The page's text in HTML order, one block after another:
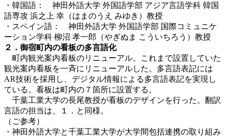
・韓国語： 神田外語大学 外国語学部 アジア言語学科 韓国
語専攻 浜之上 幸（はまのうえ みゆき）教授
・スペイン語： 神田外語大学 外国語学部 国際コミュニケ
ーション学科 柳沼 孝一郎（やぎぬま こういちろう）教授
２．御宿町内の看板の多言語化
町内観光案内看板のリニューアル。これまで設置していた
観光案内看板を一斉にリニューアルした。多言語表記には
AR技術を採用し、デジタル情報による多言語表記を実現し
ている。看板は町内の７箇所に設置する。
千葉工業大学の長尾教授が看板のデザインを行った。翻訳
言語の担当は、１．と同様。
（ご参考）
・神田外語大学と千葉工業大学が大学間包括連携の取り組み